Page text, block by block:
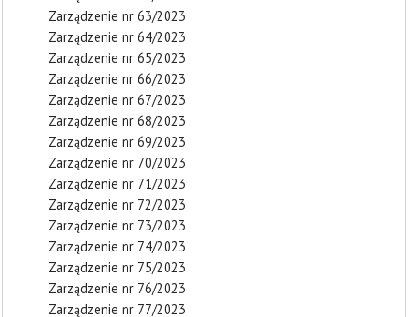
Zarządzenie nr 63/2023
Zarządzenie nr 64/2023
Zarządzenie nr 65/2023
Zarządzenie nr 66/2023
Zarządzenie nr 67/2023
Zarządzenie nr 68/2023
Zarządzenie nr 69/2023
Zarządzenie nr 70/2023
Zarządzenie nr 71/2023
Zarządzenie nr 72/2023
Zarządzenie nr 73/2023
Zarządzenie nr 74/2023
Zarządzenie nr 75/2023
Zarządzenie nr 76/2023
Zarządzenie nr 77/2023